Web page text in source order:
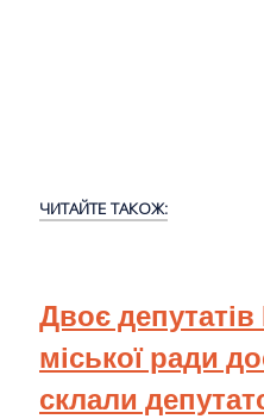
ЧИТАЙТЕ ТАКОЖ:
Двоє
міської ради
склали